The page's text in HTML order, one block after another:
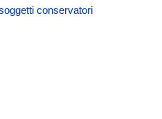
conservatori